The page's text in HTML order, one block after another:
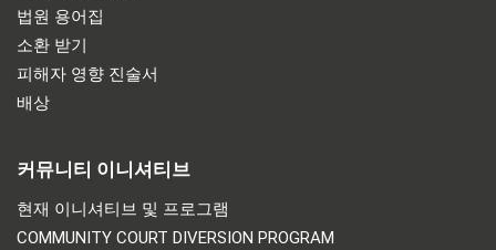
법원 용어집
소환 받기
피해자 영향 진술서
배상
커뮤니티 이니셔티브
현재 이니셔티브 및 프로그램
COMMUNITY COURT DIVERSION PROGRAM